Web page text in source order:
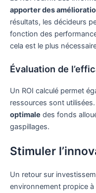
apporter des
résultats, les décideurs
fonction des
cela est le plus
Évaluation de
Un ROI calculé permet
ressources sont
optimale des fonds
gaspillages.
Stimuler
Un retour sur
environnement propice à